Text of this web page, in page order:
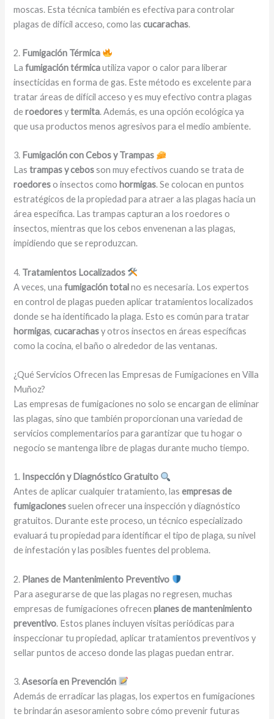
moscas. Esta técnica también es efectiva para controlar
plagas de difícil acceso, como lascucarachas.
2. Fumigación Térmica
Lafumigación térmicautiliza vapor o calor para liberar
insecticidas en forma de gas. Este método es excelente para
tratar áreas de difícil acceso y es muy efectivo contra plagas
deroedoresytermita. Además, es una opción ecológica ya
que usa productos menos agresivos para el medio ambiente.
3. Fumigación con Cebos y Trampas
Lastrampas y cebosson muy efectivos cuando se trata de
roedoreso insectos como hormigas. Se colocan en puntos
estratégicos de la propiedad para atraer a las plagas hacia un
área específica. Las trampas capturan a los roedores o
insectos, mientras que los cebos envenenan a las plagas,
impidiendo que se reproduzcan.
4. Tratamientos Localizados
A veces, unafumigación totalno es necesaria. Los expertos
en control de plagas pueden aplicar tratamientos localizados
donde se ha identificado la plaga. Esto es común para tratar
hormigas,cucarachasy otros insectos en áreas específicas
como la cocina, el baño o alrededor de las ventanas.
¿Qué Servicios Ofrecen las Empresas de Fumigaciones en Villa
Muñoz?
Las empresas de fumigaciones no solo se encargan de eliminar
las plagas, sino que también proporcionan una variedad de
servicios complementarios para garantizar que tu hogar o
negocio se mantenga libre de plagas durante mucho tiempo.
1. Inspección y Diagnóstico Gratuito
Antes de aplicar cualquier tratamiento, lasempresas de
fumigacionessuelen ofrecer una inspección y diagnóstico
gratuitos. Durante este proceso, un técnico especializado
evaluará tu propiedad para identificar el tipo de plaga, su nivel
de infestación y las posibles fuentes del problema.
2. Planes de Mantenimiento Preventivo
Para asegurarse de que las plagas no regresen, muchas
empresas de fumigaciones ofrecenplanes de mantenimiento
preventivo. Estos planes incluyen visitas periódicas para
inspeccionar tu propiedad, aplicar tratamientos preventivos y
sellar puntos de acceso donde las plagas puedan entrar.
3.Asesoría en Prevención
Además de erradicar las plagas, los expertos en fumigaciones
te brindarán asesoramiento sobre cómo prevenir futuras